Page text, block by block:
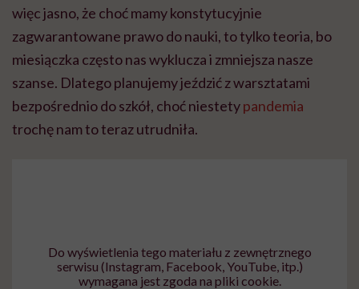
więc jasno, że choć mamy konstytucyjnie
zagwarantowane prawo do nauki, to tylko teoria, bo
miesiączka często nas wyklucza i zmniejsza nasze
szanse. Dlatego planujemy jeździć z warsztatami
bezpośrednio do szkół, choć niestetypandemia
trochę nam to teraz utrudniła.
Do wyświetlenia tego materiału z zewnętrznego
serwisu (Instagram, Facebook, YouTube, itp.)
wymagana jest zgoda na pliki cookie.